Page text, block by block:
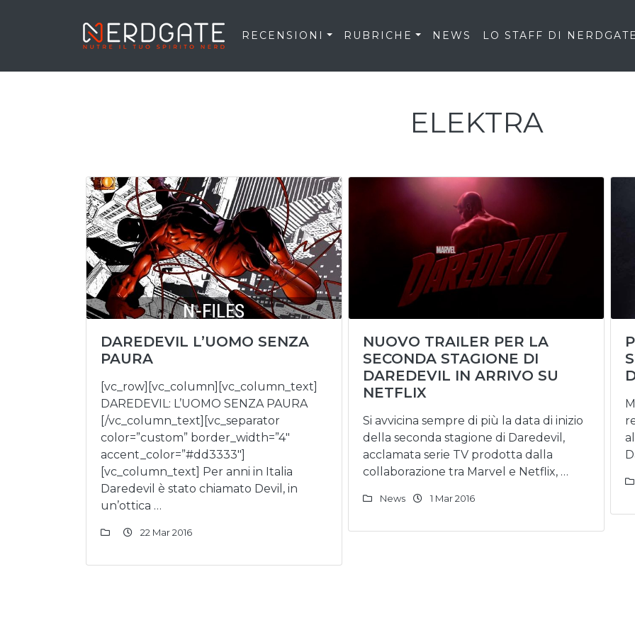
RECENSIONI RUBRICHE NEWS LO STAFF DI
ELEKTRA
DAREDEVIL L’UOMO SENZA
PAURA
[vc_row][vc_column][vc_column_text]
DAREDEVIL: L’UOMO SENZA PAURA
[/vc_column_text][vc_separator
color=”custom” border_width=”4″
accent_color=”#dd3333″]
[vc_column_text] Per anni in Italia
Daredevil è stato chiamato Devil, in
un’ottica …
22 Mar 2016
NUOVO TRAILER PER LA
SECONDA STAGIONE DI
DAREDEVIL IN ARRIVO SU
NETFLIX
Si avvicina sempre di più la data di inizio
della seconda stagione di Daredevil,
acclamata serie TV prodotta dalla
collaborazione tra Marvel e Netflix, …
News 1 Mar 2016